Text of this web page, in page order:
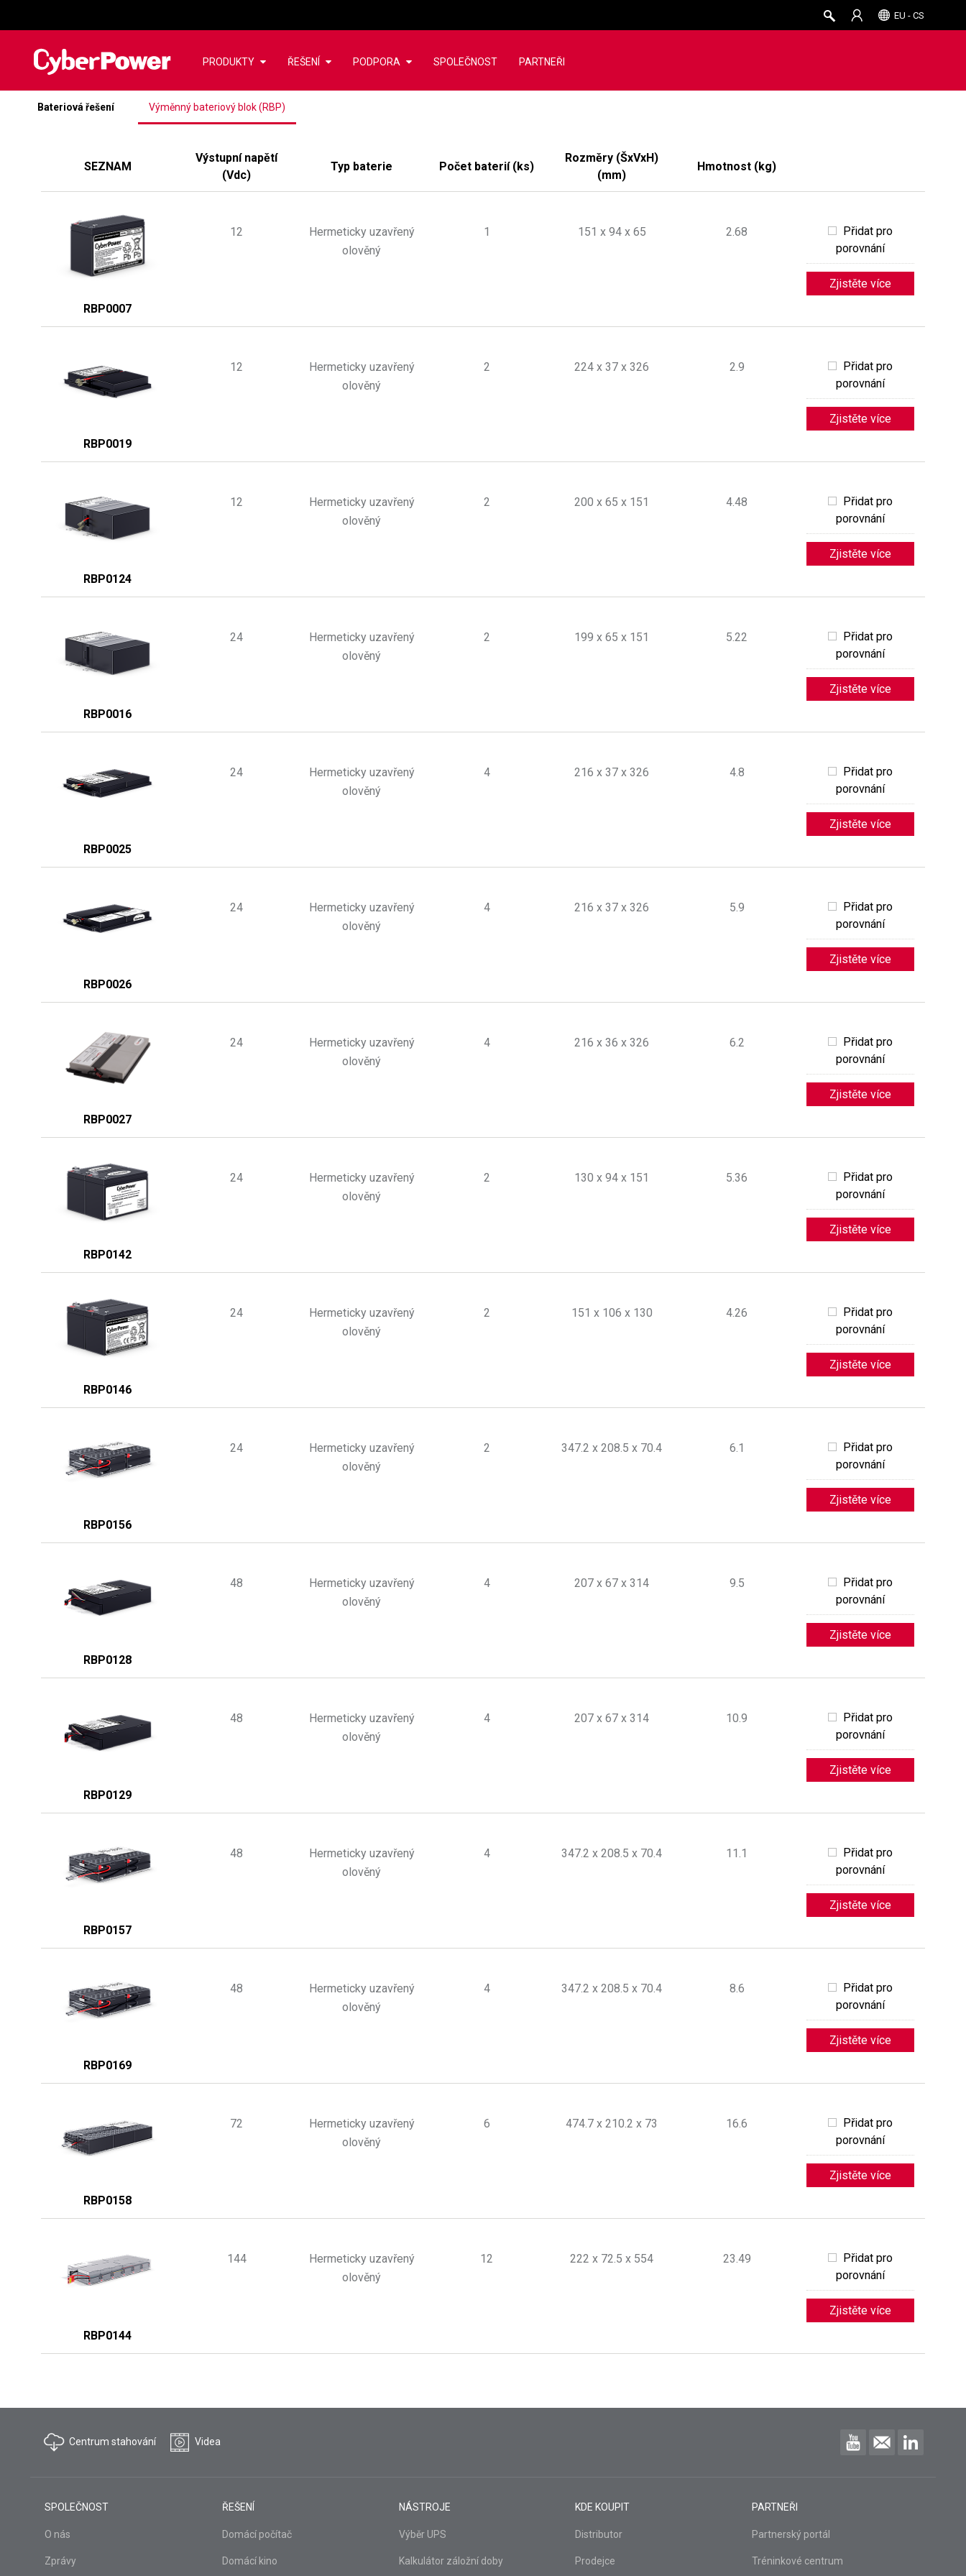
EU - CS
PRODUKTY ŘEŠENÍ PODPORA SPOLEČNOST PARTNEŘI
Bateriová řešení Výměnný bateriový blok (RBP)
SEZNAM
Výstupní napětí
(Vdc)
Typ baterie Počet baterií(ks)
Rozměry (ŠxVxH)
(mm)
Hmotnost (kg)
RBP0007
12
Hermeticky uzavřený
olověný
1 151 x 94 x 65 2.68
Přidat pro
porovnání
Zjistěte více
RBP0019
12
Hermeticky uzavřený
olověný
2 224 x 37 x 326 2.9
Přidat pro
porovnání
Zjistěte více
RBP0124
12
Hermeticky uzavřený
olověný
2 200 x 65 x 151 4.48
Přidat pro
porovnání
Zjistěte více
RBP0016
24
Hermeticky uzavřený
olověný
2 199 x 65 x 151 5.22
Přidat pro
porovnání
Zjistěte více
RBP0025
24
Hermeticky uzavřený
olověný
4 216 x 37 x 326 4.8
Přidat pro
porovnání
Zjistěte více
RBP0026
24
Hermeticky uzavřený
olověný
4 216 x 37 x 326 5.9
Přidat pro
porovnání
Zjistěte více
RBP0027
24
Hermeticky uzavřený
olověný
4 216 x 36 x 326 6.2
Přidat pro
porovnání
Zjistěte více
RBP0142
24
Hermeticky uzavřený
olověný
2 130 x 94 x 151 5.36
Přidat pro
porovnání
Zjistěte více
RBP0146
24
Hermeticky uzavřený
olověný
2 151 x 106 x 130 4.26
Přidat pro
porovnání
Zjistěte více
RBP0156
24
Hermeticky uzavřený
olověný
2 347.2 x 208.5 x 70.4 6.1
Přidat pro
porovnání
Zjistěte více
RBP0128
48
Hermeticky uzavřený
olověný
4 207 x 67 x 314 9.5
Přidat pro
porovnání
Zjistěte více
RBP0129
48
Hermeticky uzavřený
olověný
4 207 x 67 x 314 10.9
Přidat pro
porovnání
Zjistěte více
RBP0157
48
Hermeticky uzavřený
olověný
4 347.2 x 208.5 x 70.4 11.1
Přidat pro
porovnání
Zjistěte více
RBP0169
48
Hermeticky uzavřený
olověný
4 347.2 x 208.5 x 70.4 8.6
Přidat pro
porovnání
Zjistěte více
RBP0158
72
Hermeticky uzavřený
olověný
6 474.7 x 210.2 x 73 16.6
Přidat pro
porovnání
Zjistěte více
RBP0144
144
Hermeticky uzavřený
olověný
12 222 x 72.5 x 554 23.49
Přidat pro
porovnání
Zjistěte více
Centrum stahování Videa
SPOLEČNOST
O nás
Zprávy
ŘEŠENÍ
Domácí počítač
Domácí kino
NÁSTROJE
Výběr UPS
Kalkulátor záložní doby
KDE KOUPIT
Distributor
Prodejce
PARTNEŘI
Partnerský portál
Tréninkové centrum